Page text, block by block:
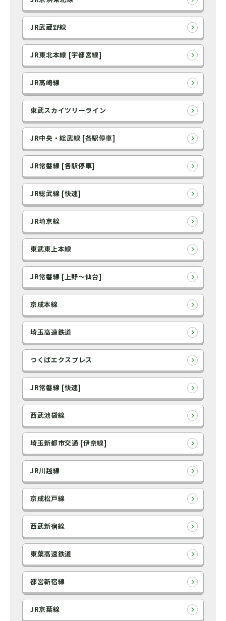
JR武蔵野線
JR東北本線 [宇都宮線]
JR高崎線
東武スカイツリーライン
JR中央・総武線 [各駅停車]
JR常磐線 [各駅停車]
JR総武線 [快速]
JR埼京線
東武東上本線
JR常磐線 [上野～仙台]
京成本線
埼玉高速鉄道
つくばエクスプレス
JR常磐線 [快速]
西武池袋線
埼玉新都市交通 [伊奈線]
JR川越線
京成松戸線
西武新宿線
東葉高速鉄道
都営新宿線
JR京葉線